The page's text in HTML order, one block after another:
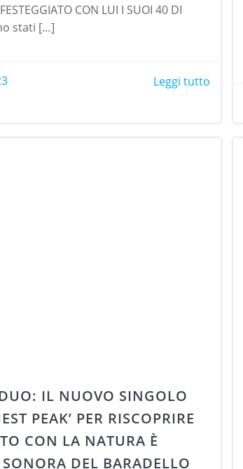
CON LUI I SUOI 40 DI
stati […]
Leggi tutto
IL NUOVO SINGOLO
PEAK’ PER RISCOPRIRE
CON LA NATURA È
DEL BARADELLO